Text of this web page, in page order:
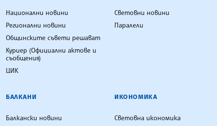
Национални новини
Регионални новини
Общинските съвети решават
Куриер (Официални актове и
съобщения)
ЦИК
Световни новини
Паралели
БАЛКАНИ
Балкански новини
ИКОНОМИКА
Световна икономика